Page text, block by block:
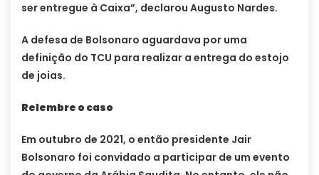
ser entregue à Caixa”, declarou Augusto Nardes.
A defesa de Bolsonaro aguardava por uma
definição do TCU para realizar a entrega do estojo
de joias.
Relembre o caso
Em outubro de 2021, o então presidente Jair
Bolsonaro foi convidado a participar de um evento